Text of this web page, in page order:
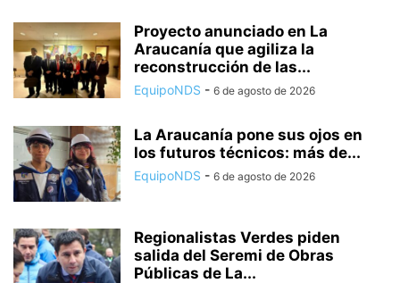
Proyecto anunciado en La
Araucanía que agiliza la
reconstrucción de las...
EquipoNDS - 6 de agosto de 2026
La Araucanía pone sus ojos en
los futuros técnicos: más de...
EquipoNDS - 6 de agosto de 2026
Regionalistas Verdes piden
salida del Seremi de Obras
Públicas de La...